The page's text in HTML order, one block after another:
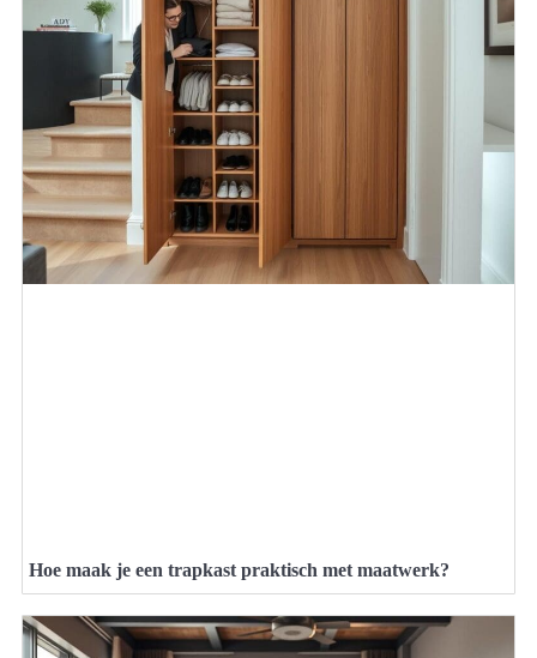
Hoe maak je een trapkast praktisch met maatwerk?